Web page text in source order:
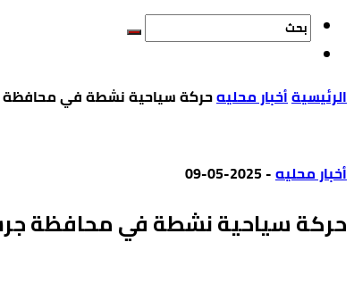
‫الرئيسية‬أخبار محليهحركة سياحية نشطة في
أخبار محليه-
2025-05-09
حركة سياحية نشطة في محافظة